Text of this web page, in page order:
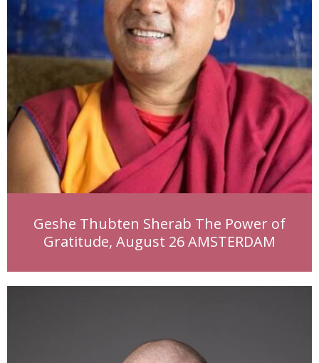
Geshe Thubten Sherab The Power of
Gratitude, August 26 AMSTERDAM